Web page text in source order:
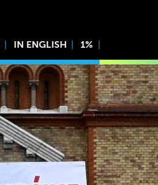
IN ENGLISH 1%